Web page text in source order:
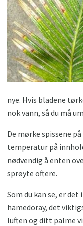
nye. Hvis bladene
nok vann, så du må
De mørke spissene
temperatur på
nødvendig å enten
sprøyte oftere.
Som du kan se, er det
hamedoray, det
luften og ditt palme